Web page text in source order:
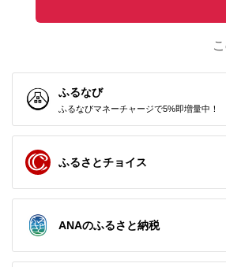
佐賀県 鳥栖市
iPad mini 第5世代
Fiモデル シルバー 中
古 アイパッド 本体
5.0
ケーブル マグネット
ル
5.0
シリ
速充
ふるなび
ふるなびマネーチャージで5%即増量中！
ふるさとチョイス
ANAのふるさと納税